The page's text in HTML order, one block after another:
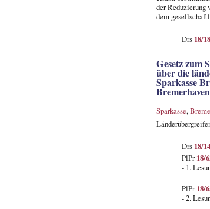
der Reduzierung
dem
Drs 18/
Gesetz zum
über die
Sparkasse
Bremerhaven
Sparkasse,
Drs 18/
PlPr18/
- 1.
PlPr18/
- 2.